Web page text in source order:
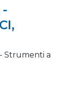
Strumenti a